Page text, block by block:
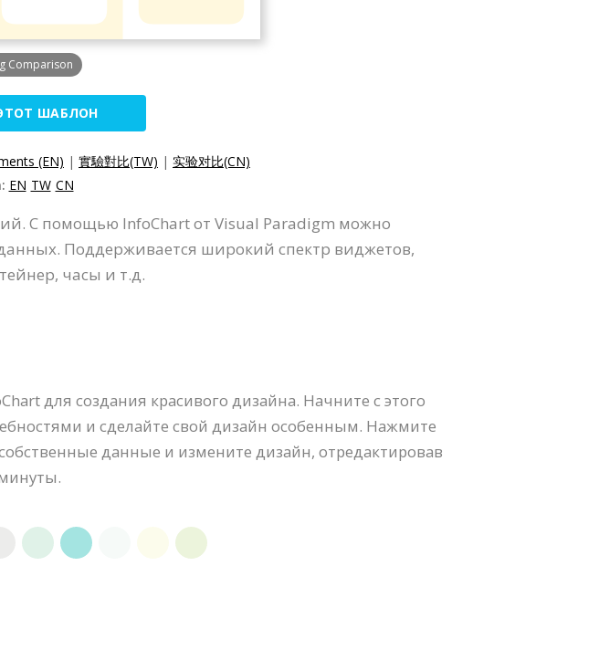
Comparison
ШАБЛОН
(EN) | 實驗對比(TW) | 实验对比(CN)
EN TW CN
С помощью InfoChart от Visual Paradigm можно
Поддерживается широкий спектр виджетов,
часы и т.д.
для создания красивого дизайна. Начните с этого
и сделайте свой дизайн особенным. Нажмите
данные и измените дизайн, отредактировав